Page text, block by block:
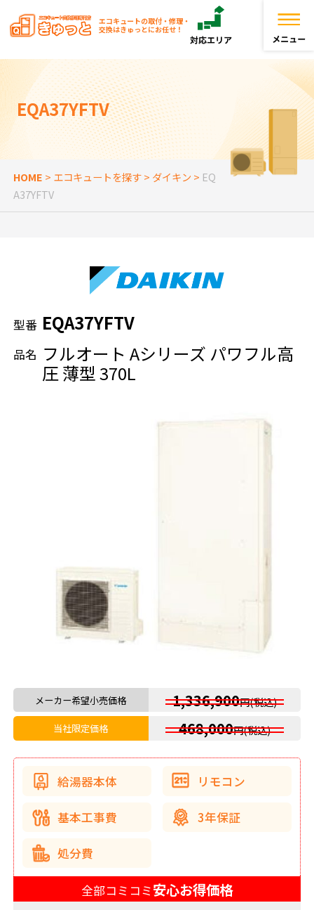
トップページ
きゅっとが選ばれる理由
エコキュートを探す
お役立ち情報
よくある質問
SNSアカウント
エコキュートの取付・修理・
交換はきゅっとにお任せ！
EQA37YFTV
HOME > エコキュートを探す> ダイキン > EQ
A37YFTV
型番 EQA37YFTV
品名 フルオート Aシリーズ パワフル高
圧 薄型 370L
メーカー希望小売価格 1,336,900円(税込)
当社限定価格 468,000円(税込)
給湯器本体 リモコン
基本工事費 3年保証
処分費
全部コミコミ安心お得価格